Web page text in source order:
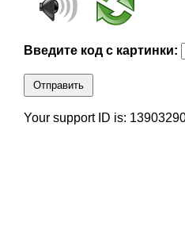
Введите код с картинки:
Отправить
Your support ID is: